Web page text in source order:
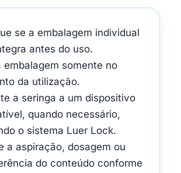
se a embalagem individual
antes do uso.
embalagem somente no
da utilização.
a seringa a um dispositivo
quando necessário,
o sistema Luer Lock.
a aspiração, dosagem ou
do conteúdo conforme